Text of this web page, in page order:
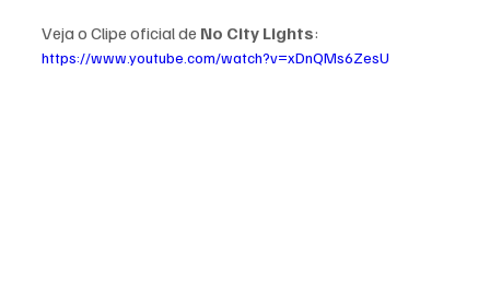
Veja o Clipe oficial de No City Lights:
https://www.youtube.com/watch?v=xDnQMs6ZesU